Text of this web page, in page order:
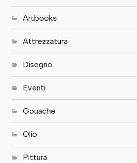
Artbooks
Attrezzatura
Disegno
Eventi
Gouache
Olio
Pittura